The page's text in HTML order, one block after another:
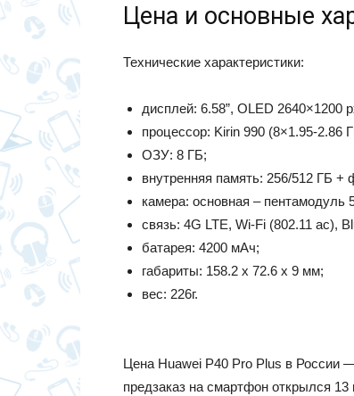
Цена и основные
Технические характеристики:
дисплей: 6.58”, OLED 2640×1200
процессор: Kirin 990 (8×1.95-2.86
ОЗУ: 8 ГБ;
внутренняя память: 256/512 ГБ
камера: основная –
связь: 4G LTE, Wi-Fi (802.11 ac),
батарея: 4200 мАч;
габариты: 158.2 x 72.6 x 9 мм;
вес: 226г.
Цена Huawei P40 Pro Plus в России
предзаказ на смартфон открылся 13